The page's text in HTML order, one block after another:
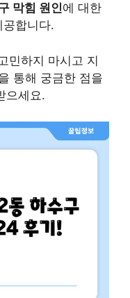
막힘 원인에 대한
합니다.
민하지 마시고 지
통해 궁금한 점을
으세요.